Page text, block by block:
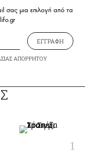
σας μια επιλογή από τα
ΕΓΓΡΑΦΗ
ΑΠΟΡΡΗΤΟΥ